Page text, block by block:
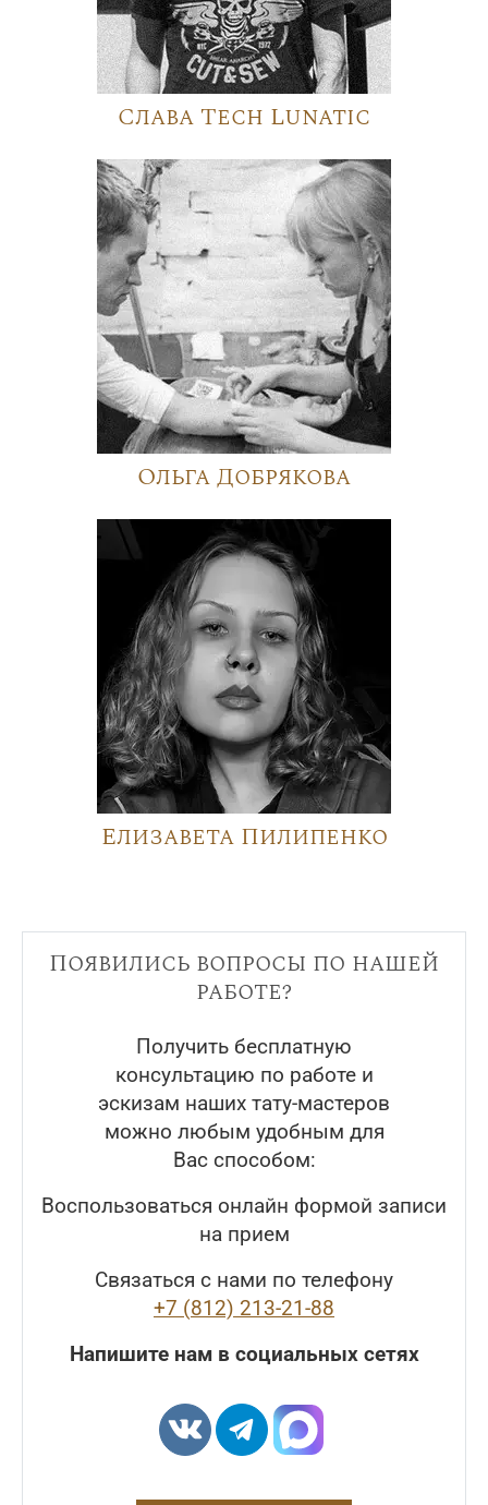
Слава Tech Lunatic
Ольга Добрякова
Елизавета Пилипенко
Появились вопросы по нашей
работе?
Получить бесплатную
консультацию по работе и
эскизам наших тату-мастеров
можно любым удобным для
Вас способом:
Воспользоваться онлайн формой записи
на прием
Связаться с нами по телефону
+7 (812) 213-21-88
Напишите нам в социальных сетях